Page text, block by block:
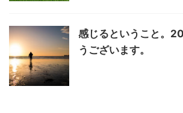
感じるということ。
うございます。